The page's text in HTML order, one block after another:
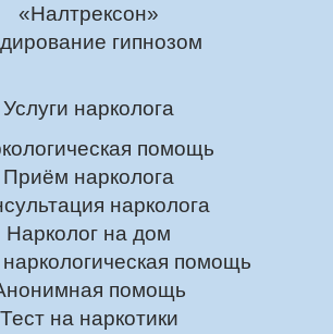
«Налтрексон»
гипнозом
Услуги нарколога
помощь
Приём нарколога
нарколога
Нарколог на дом
помощь
помощь
Тест на наркотики